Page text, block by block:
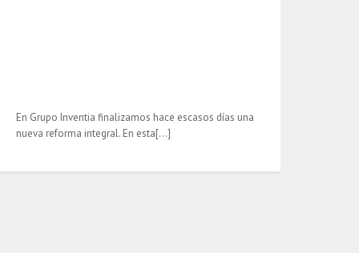
En Grupo Inventia finalizamos hace escasos días una
nueva reforma integral. En esta[…]